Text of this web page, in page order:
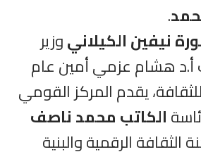
.
نيفين الكيلانيوزير
أ.د هشام عزمي أمين عام
يقدم المركز القومي
الكاتب محمد ناصف
الثقافة الرقمية والبنية